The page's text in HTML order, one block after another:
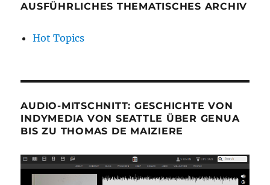
AUSFÜHRLICHES THEMATISCHES ARCHIV
Hot Topics
AUDIO-MITSCHNITT: GESCHICHTE VON
INDYMEDIA VON SEATTLE ÜBER GENUA
BIS ZU THOMAS DE MAIZIERE